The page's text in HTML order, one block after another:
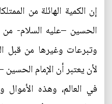
إن الكمية الهائلة من
الحسين –عليه السلام-
وتبرعات وغيرها من قبل
لأن يعتبر أن الإمام
في العالم، وهذه الأموال